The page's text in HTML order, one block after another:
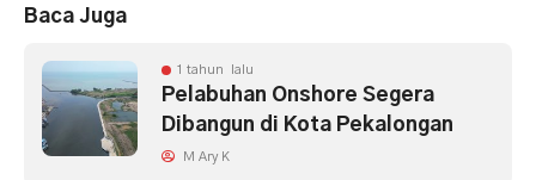
Baca Juga
1 tahun lalu
Pelabuhan Onshore Segera
Dibangun di Kota Pekalongan
M Ary K